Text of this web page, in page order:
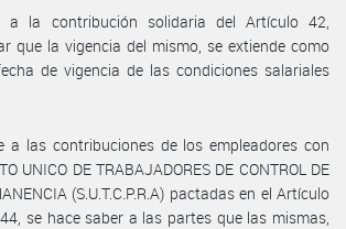
a la contribución solidaria del Artículo 42,
que la vigencia del mismo, se extiende como
de vigencia de las condiciones salariales
a las contribuciones de los empleadores con
UNICO DE TRABAJADORES DE CONTROL DE
(S.U.T.C.P.R.A) pactadas en el Artículo
se hace saber a las partes que las mismas,